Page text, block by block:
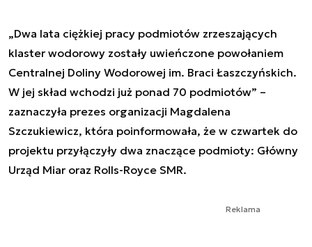
„Dwa lata ciężkiej pracy podmiotów zrzeszających
klaster wodorowy zostały uwieńczone powołaniem
Centralnej Doliny Wodorowej im. Braci Łaszczyńskich.
W jej skład wchodzi już ponad 70 podmiotów” –
zaznaczyła prezes organizacji Magdalena
Szczukiewicz, która poinformowała, że w czwartek do
projektu przyłączyły dwa znaczące podmioty: Główny
Urząd Miar oraz Rolls-Royce SMR.
Reklama